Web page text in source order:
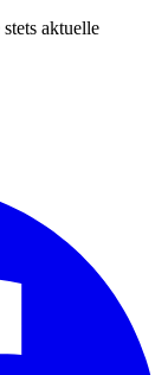
aktuelle